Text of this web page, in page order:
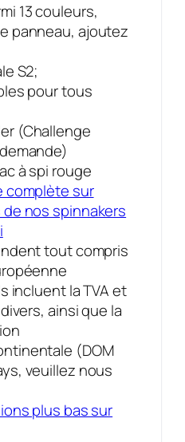
13 couleurs,
panneau, ajoutez
S2;
pour tous
(Challenge
à spi rouge
complète sur
nos spinnakers
tout compris
incluent la TVA et
ainsi que la
(DOM
veuillez nous
plus bas sur